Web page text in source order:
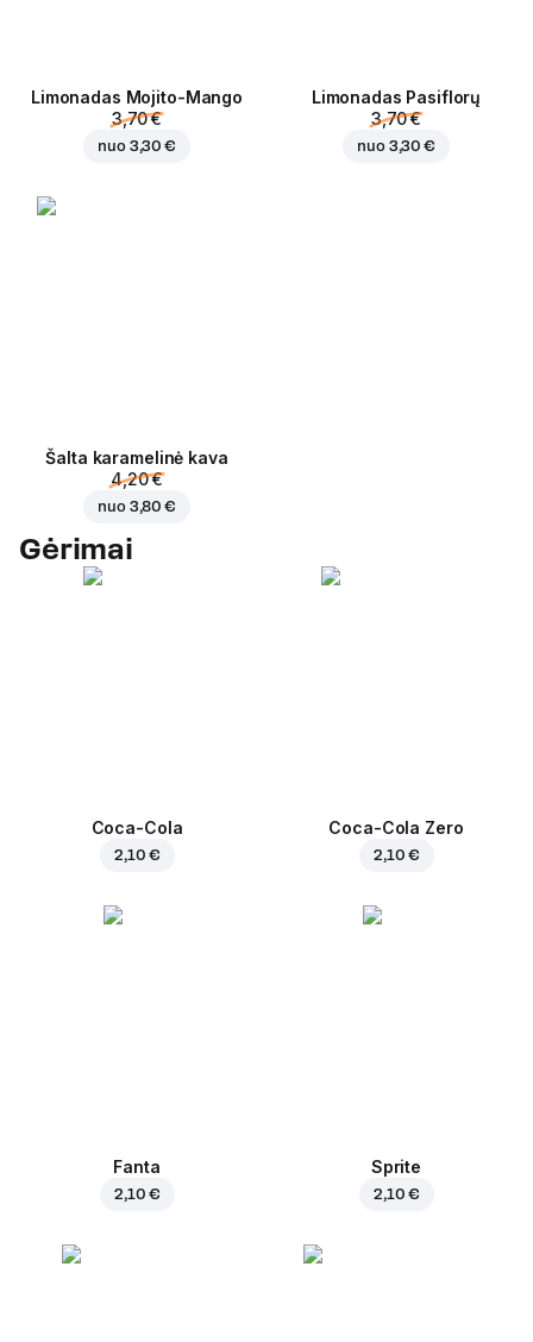
Limonadas Mojito-Mango
3,70 €
nuo 3,30 €
Limonadas Pasiflorų
3,70 €
nuo 3,30 €
Šalta karamelinė kava
4,20 €
nuo 3,80 €
Gėrimai
Coca-Cola
2,10 €
Coca-Cola Zero
2,10 €
Fanta
2,10 €
Sprite
2,10 €